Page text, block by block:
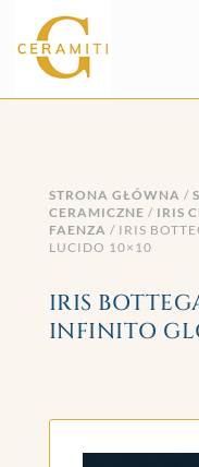
STRONA GŁÓWNA /
CERAMICZNE / IRIS
FAENZA / IRIS
LUCIDO 10×10
IRIS
INFINITO